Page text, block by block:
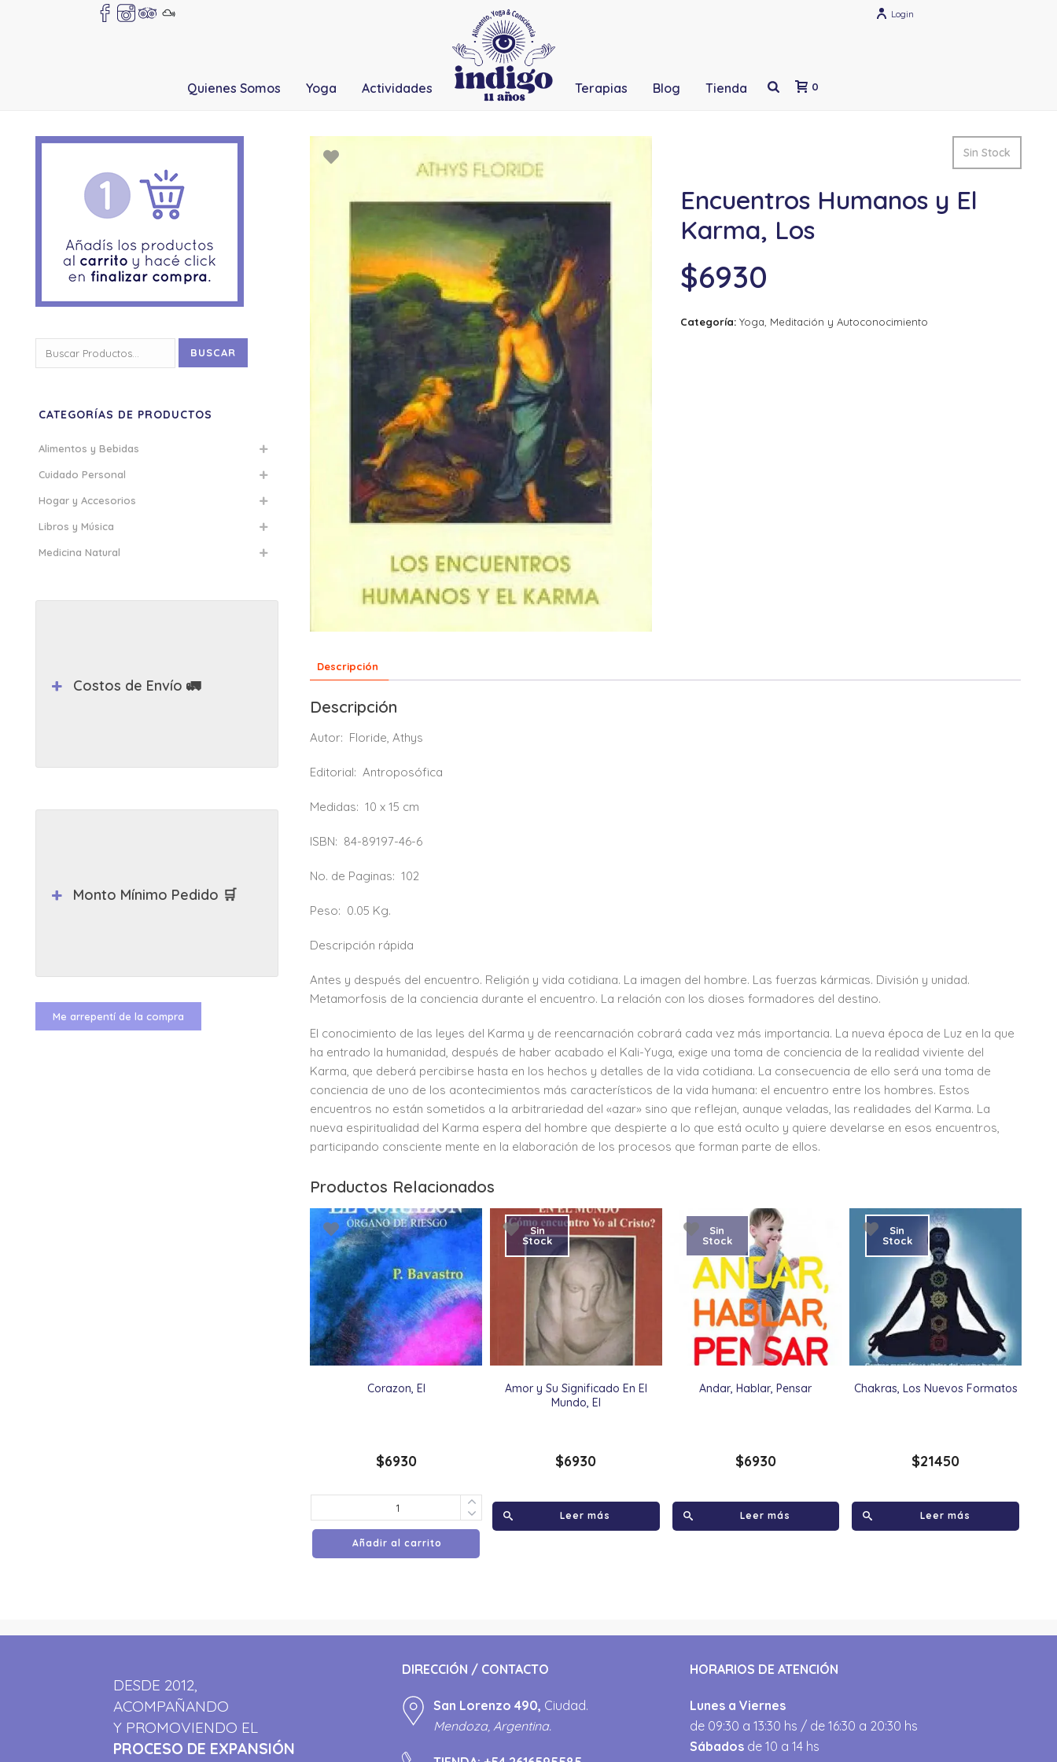
Login
Quienes Somos Yoga Actividades Terapias Blog Tienda 0
Sin Stock
Encuentros Humanos y El
Karma, Los
$6930
Categoría: Yoga, Meditación y Autoconocimiento
Descripción
Descripción
Autor: Floride, Athys
Editorial:Antroposófica
Medidas:10 x 15 cm
ISBN: 84-89197-46-6
No. de Paginas:102
Peso: 0.05 Kg.
Descripción rápida
Antes y después del encuentro. Religión y vida cotidiana. La imagen del hombre. Las fuerzas kármicas. División y unidad.
Metamorfosis de la conciencia durante el encuentro. La relación con los dioses formadores del destino.
El conocimiento de las leyes del Karma y de reencarnación cobrará cada vez más importancia. La nueva época de Luz en la que
ha entrado la humanidad, después de haber acabado el Kali-Yuga, exige una toma de conciencia de la realidad viviente del
Karma, que deberá percibirse hasta en los hechos y detalles de la vida cotidiana. La consecuencia de ello será una toma de
conciencia de uno de los acontecimientos más característicos de la vida humana: el encuentro entre los hombres. Estos
encuentros no están sometidos a la arbitrariedad del «azar» sino que reflejan, aunque veladas, las realidades del Karma. La
nueva espiritualidad del Karma espera del hombre que despierte a lo que está oculto y quiere develarse en esos encuentros,
participando consciente mente en la elaboración de los procesos que forman parte de ellos.
Productos Relacionados
Corazon, El
$6930
Añadir al carrito
Amor y Su Significado En El
Mundo, El
Sin
Stock
$6930
Leer más
Andar, Hablar, Pensar
Sin
Stock
$6930
Leer más
Chakras, Los Nuevos Formatos
Sin
Stock
$21450
Leer más
por:
BUSCAR
CATEGORÍAS DE PRODUCTOS
Alimentos y Bebidas
Cuidado Personal
Hogar y Accesorios
Libros y Música
Medicina Natural
Costos de Envío 🚛
Monto Mínimo Pedido 🛒
Me arrepentí de la compra
DESDE 2012,
ACOMPAÑANDO
Y PROMOVIENDO EL
PROCESO DE EXPANSIÓN
DIRECCIÓN / CONTACTO
San Lorenzo 490, Ciudad.
Mendoza, Argentina.
HORARIOS DE ATENCIÓN
Lunes a Viernes
de 09:30 a 13:30 hs / de 16:30 a 20:30 hs
Sábados de 10 a 14 hs